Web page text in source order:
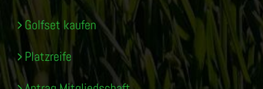
Golfset kaufen
Platzreife